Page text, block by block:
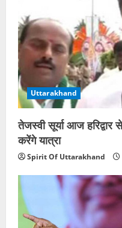
Uttarakhand
तेजस्वी सूर्या आज
करेंगे यात्रा
Spirit Of Uttarakhand